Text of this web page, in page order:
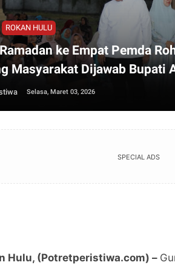
ROKAN HULU
ke Empat Pemda
Masyarakat Dijawab Bupati
Selasa, Maret 03, 2026
SPECIAL ADS
Hulu, (Potretperistiwa.com) –